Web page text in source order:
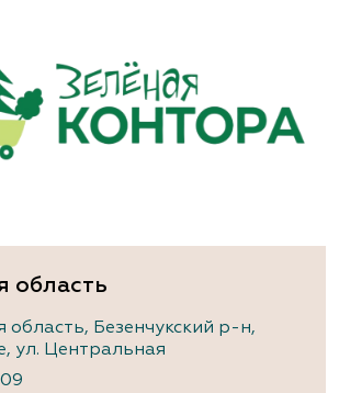
область
область, Безенчукский р-н,
ул. Центральная